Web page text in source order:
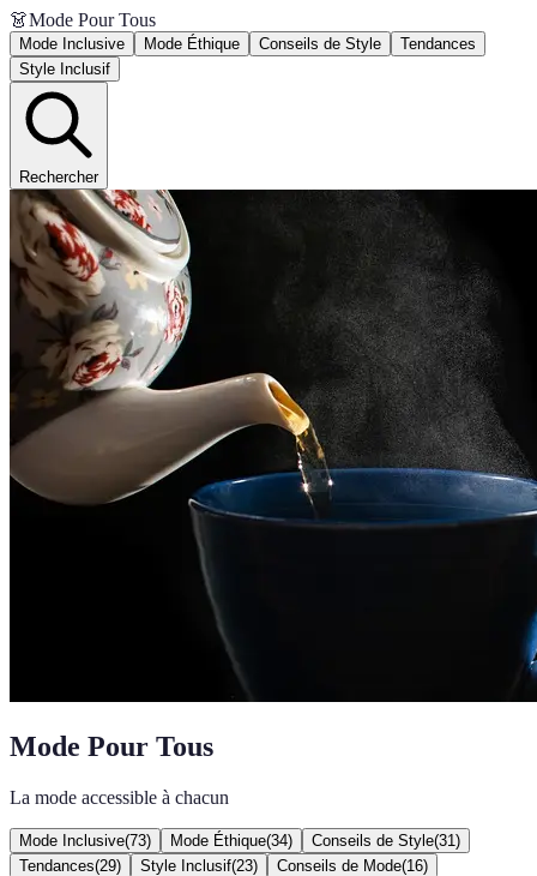
👗Mode Pour Tous
Mode Inclusive Mode Éthique Conseils de Style
Tendances
Style Inclusif
Rechercher
Mode Pour Tous
La mode accessible à chacun
Mode Inclusive(73) Mode Éthique(34) Conseils de Style(31 )
Tendances(29) Style Inclusif(23) Conseils de Mode(16)